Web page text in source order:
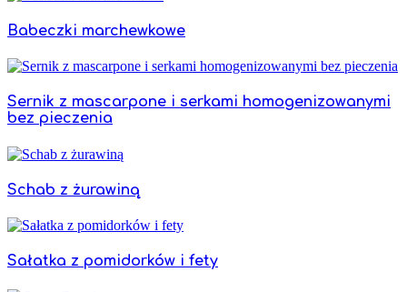
Babeczki marchewkowe
Sernik z mascarpone i serkami homogenizowanymi
bez pieczenia
Schab z żurawiną
Sałatka z pomidorków i fety